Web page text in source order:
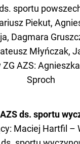
sportu
Piekut,
Dagmara
Młyńczak,
ZG AZS:
Sproch
ds. sportu
Maciej Hartfil –